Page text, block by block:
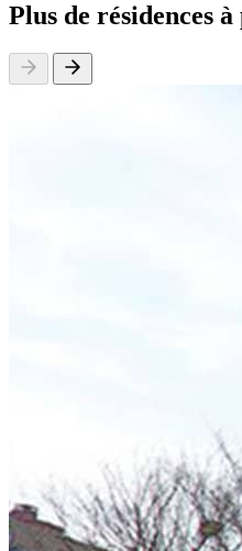
Plus de résidences